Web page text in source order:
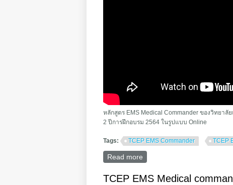
หลักสูตร EMS Medical Commander ของวิทยา
2 ปีการฝึกอบรม 2564 ในรูปแบบ Online
Tags: TCEP EMS Commander TCEP
Read more
TCEP EMS Medical